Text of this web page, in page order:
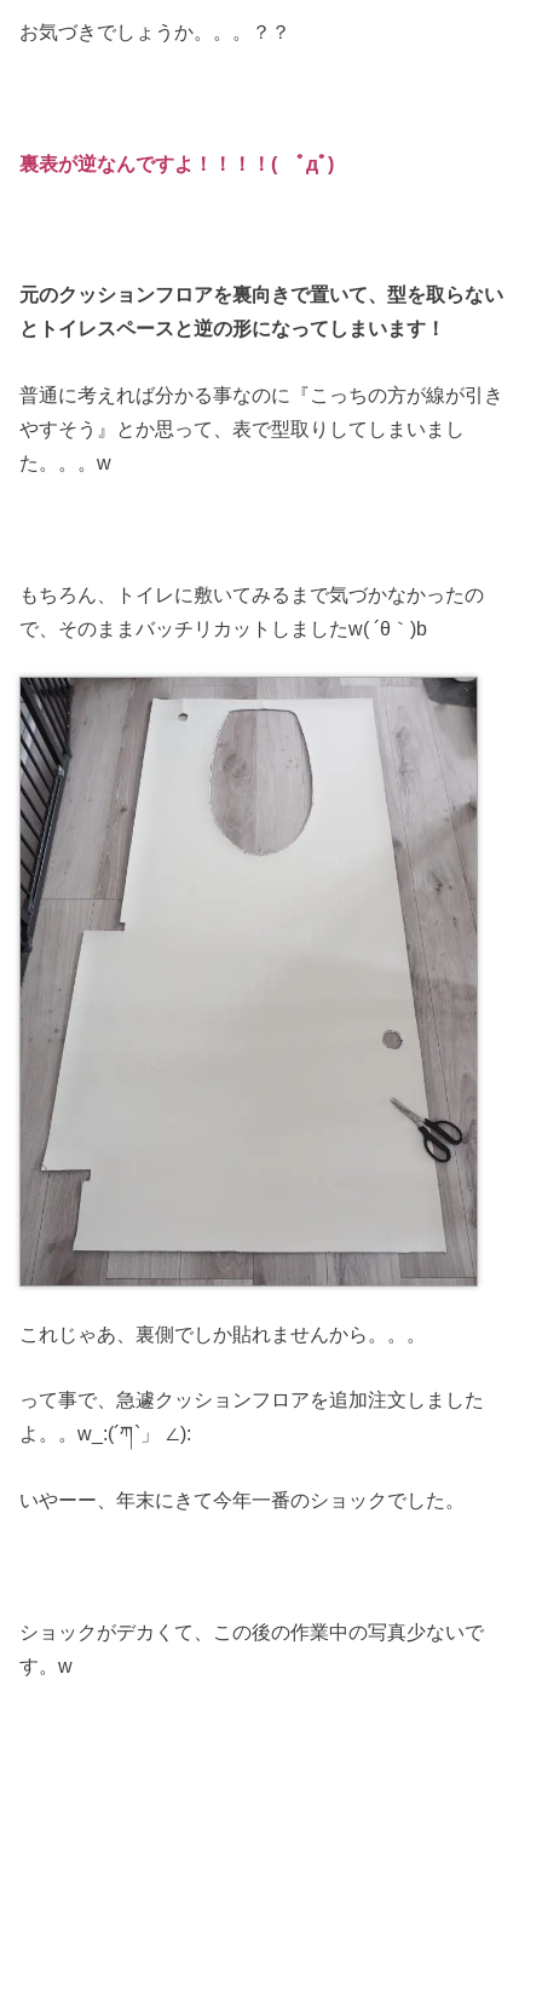
お気づきでしょうか。。。？？
裏表が逆なんですよ！！！！( ﾟдﾟ)
元のクッションフロアを裏向きで置いて、型を取らない
とトイレスペースと逆の形になってしまいます！
普通に考えれば分かる事なのに『こっちの方が線が引き
やすそう』とか思って、表で型取りしてしまいまし
た。。。w
もちろん、トイレに敷いてみるまで気づかなかったの
で、そのままバッチリカットしましたw( ´θ｀)b
これじゃあ、裏側でしか貼れませんから。。。
って事で、急遽クッションフロアを追加注文しました
よ。。w_:(´ཀ`」 ∠):
いやーー、年末にきて今年一番のショックでした。
ショックがデカくて、この後の作業中の写真少ないで
す。w